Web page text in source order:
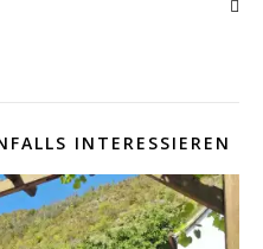
INTERESSIEREN